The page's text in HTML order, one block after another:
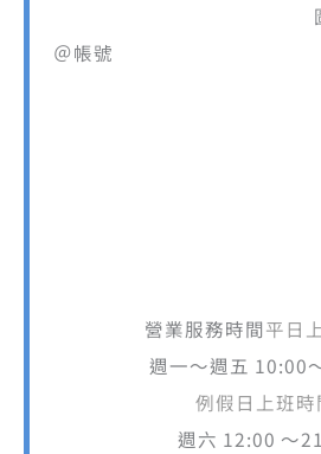
＠帳號
營業服務時間平日
週一～週五 10:00
例假日上班時
週六 12:00 ～